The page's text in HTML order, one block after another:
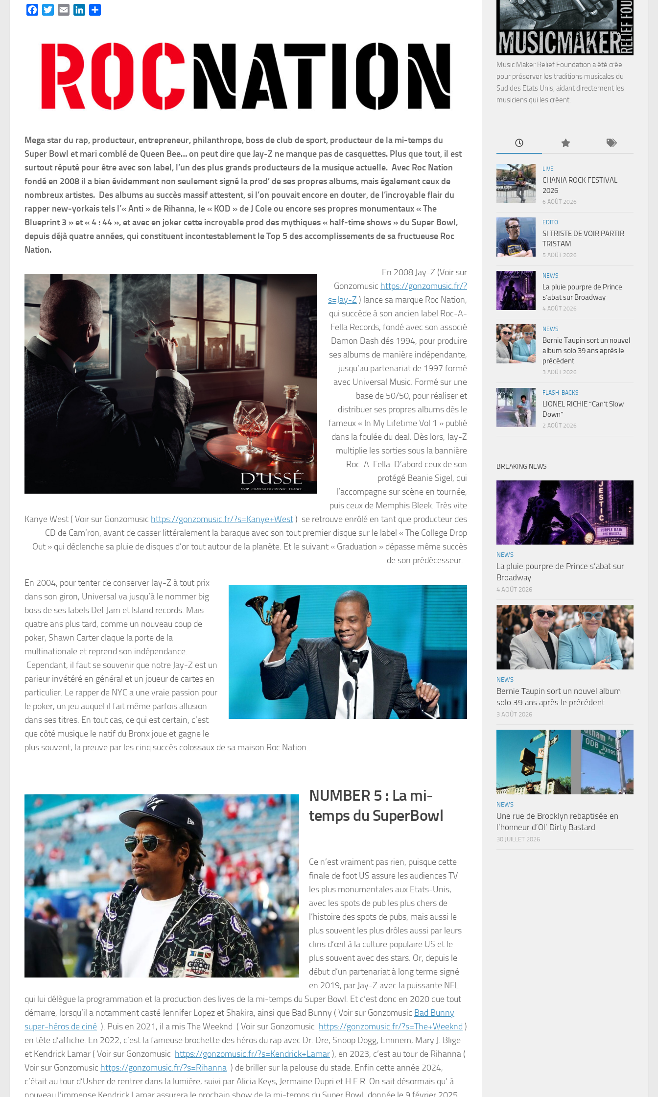
FacebookTwitterEmail LinkedIn
Mega star du rap, producteur, entrepreneur, philanthrope, boss de club de sport, producteur de la mi-temps du
Super Bowl et mari comblé de Queen Bee… on peut dire que Jay-Z ne manque pas de casquettes. Plus que tout, il est
surtout réputé pour être avec son label, l’un des plus grands producteurs de la musique actuelle. Avec Roc Nation
fondé en 2008 il a bien évidemment non seulement signé la prod’ de ses propres albums, mais également ceux de
nombreux artistes. Des albums au succès massif attestent, si l’on pouvait encore en douter, de l’incroyable flair du
rapper new-yorkais tels l’« Anti » de Rihanna, le « KOD » de J Cole ou encore ses propres monumentaux « The
Blueprint 3 » et « 4 : 44 », et avec en joker cette incroyable prod des mythiques « half-time shows » du Super Bowl,
depuis déjà quatre années, qui constituent incontestablement le Top 5 des accomplissements de sa fructueuse Roc
Nation.
En 2008 Jay-Z (Voir sur
Gonzomusic https://gonzomusic.fr/?
s=Jay-Z ) lance sa marque Roc Nation,
qui succède à son ancien label Roc-A-
Fella Records, fondé avec son associé
Damon Dash dés 1994, pour produire
ses albums de manière indépendante,
jusqu’au partenariat de 1997 formé
avec Universal Music. Formé sur une
base de 50/50, pour réaliser et
distribuer ses propres albums dès le
fameux « In My Lifetime Vol 1 » publié
dans la foulée du deal. Dès lors, Jay-Z
multiplie les sorties sous la bannière
Roc-A-Fella. D’abord ceux de son
protégé Beanie Sigel, qui
l’accompagne sur scène en tournée,
puis ceux de Memphis Bleek. Très vite
Kanye West ( Voir sur Gonzomusic https://gonzomusic.fr/?s=Kanye+West ) se retrouve enrôlé en tant que producteur des
CD de Cam’ron, avant de casser littéralement la baraque avec son tout premier disque sur le label « The College Drop
Out » qui déclenche sa pluie de disques d’or tout autour de la planète. Et le suivant « Graduation » dépasse même succès
de son prédécesseur.
En 2004, pour tenter de conserver Jay-Z à tout prix
dans son giron, Universal va jusqu’à le nommer big
boss de ses labels Def Jam et Island records. Mais
quatre ans plus tard, comme un nouveau coup de
poker, Shawn Carter claque la porte de la
multinationale et reprend son indépendance.
Cependant, il faut se souvenir que notre Jay-Z est un
parieur invétéré en général et un joueur de cartes en
particulier. Le rapper de NYC a une vraie passion pour
le poker, un jeu auquel il fait même parfois allusion
dans ses titres. En tout cas, ce qui est certain, c’est
que côté musique le natif du Bronx joue et gagne le
plus souvent, la preuve par les cinq succés colossaux de sa maison Roc Nation…
NUMBER 5 : La mi-
temps du SuperBowl
Ce n’est vraiment pas rien, puisque cette
finale de foot US assure les audiences TV
les plus monumentales aux Etats-Unis,
avec les spots de pub les plus chers de
l’histoire des spots de pubs, mais aussi le
plus souvent les plus drôles aussi par leurs
clins d’œil à la culture populaire US et le
plus souvent avec des stars. Or, depuis le
début d’un partenariat à long terme signé
en 2019, par Jay-Z avec la puissante NFL
qui lui délègue la programmation et la production des lives de la mi-temps du Super Bowl. Et c’est donc en 2020 que tout
démarre, lorsqu’il a notamment casté Jennifer Lopez et Shakira, ainsi que Bad Bunny ( Voir sur Gonzomusic Bad Bunny
super-héros de ciné ). Puis en 2021, il a mis The Weeknd ( Voir sur Gonzomusic https://gonzomusic.fr/?s=The+Weeknd )
en tête d’affiche. En 2022, c’est la fameuse brochette des héros du rap avec Dr. Dre, Snoop Dogg, Eminem, Mary J. Blige
et Kendrick Lamar ( Voir sur Gonzomusic https://gonzomusic.fr/?s=Kendrick+Lamar ), en 2023, c’est au tour de Rihanna (
Voir sur Gonzomusic https://gonzomusic.fr/?s=Rihanna ) de briller sur la pelouse du stade. Enfin cette année 2024,
c’était au tour d’Usher de rentrer dans la lumière, suivi par Alicia Keys, Jermaine Dupri et H.E.R. On sait désormais qu’ à
Music Maker Relief Foundation a été crée
pour préserver les traditions musicales du
Sud des Etats Unis, aidant directement les
musiciens qui les créent.
LIVE
CHANIA ROCK FESTIVAL
2026
6 AOÛT 2026
EDITO
SI TRISTE DE VOIR PARTIR
TRISTAM
5 AOÛT 2026
NEWS
La pluie pourpre de Prince
s’abat sur Broadway
4 AOÛT 2026
NEWS
Bernie Taupin sort un nouvel
album solo 39 ans après le
précédent
3 AOÛT 2026
FLASH-BACKS
LIONEL RICHIE “Can’t Slow
Down”
2 AOÛT 2026
BREAKING NEWS
NEWS
La pluie pourpre de Prince s’abat sur
Broadway
4 AOÛT 2026
NEWS
Bernie Taupin sort un nouvel album
solo 39 ans après le précédent
3 AOÛT 2026
NEWS
Une rue de Brooklyn rebaptisée en
l’honneur d’Ol’ Dirty Bastard
30 JUILLET 2026